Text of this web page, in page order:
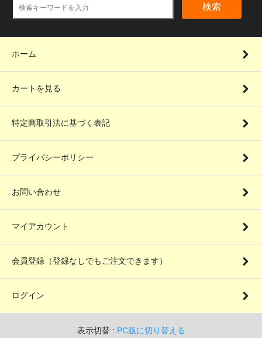
検索
ホーム
カートを見る
特定商取引法に基づく表記
プライバシーポリシー
お問い合わせ
マイアカウント
会員登録（登録なしでもご注文できます）
ログイン
表示切替 : PC版に切り替える